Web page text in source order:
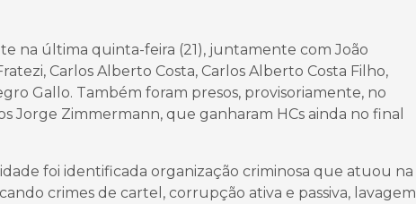
na última quinta-feira (21), juntamente com João
Carlos Alberto Costa, Carlos Alberto Costa Filho,
Gallo. Também foram presos, provisoriamente, no
Jorge Zimmermann, que ganharam HCs ainda no final
foi identificada organização criminosa que atuou na
crimes de cartel, corrupção ativa e passiva, lavagem